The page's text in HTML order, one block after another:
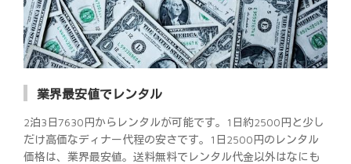
業界最安値でレンタル
2泊3日7630円からレンタルが可能です。1日約2500円と少し
だけ高価なディナー代程の安さです。1日2500円のレンタル
価格は、業界最安値。送料無料でレンタル代金以外はなにも